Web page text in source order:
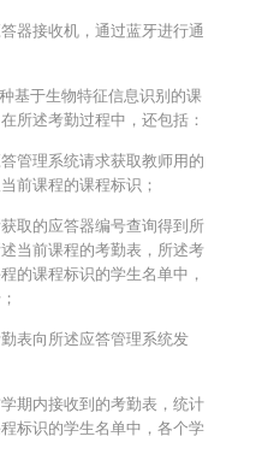
器接收机，通过蓝牙进行通
基于生物特征信息识别的课
所述考勤过程中，还包括：
管理系统请求获取教师用的
前课程的课程标识；
取的应答器编号查询得到所
当前课程的考勤表，所述考
的课程标识的学生名单中，
表向所述应答管理系统发
期内接收到的考勤表，统计
标识的学生名单中，各个学